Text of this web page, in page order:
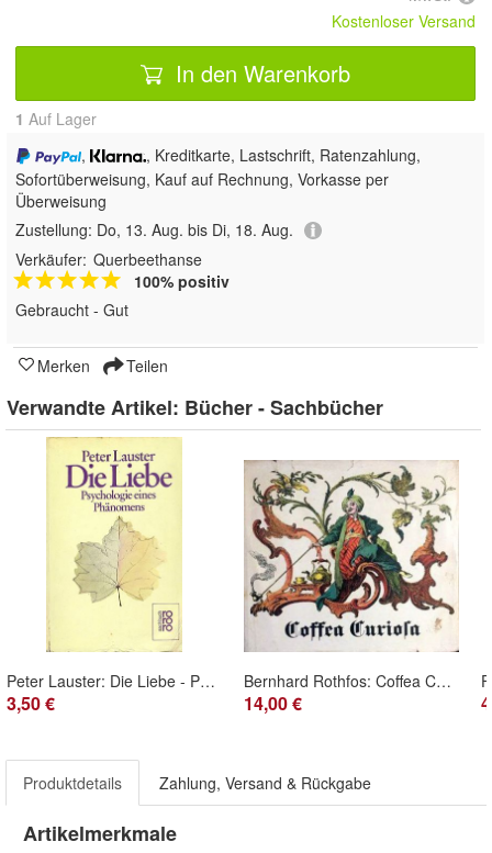
Kostenloser Versand
In den Warenkorb
1 Auf Lager
,
, Kreditkarte, Lastschrift, Ratenzahlung,
Sofortüberweisung, Kauf auf Rechnung, Vorkasse per
Überweisung
Zustellung: Do, 13. Aug. bis Di, 18. Aug.
Verkäufer: Querbeethanse
100% positiv
Gebraucht - Gut
Merken Teilen
Verwandte Artikel: Bücher - Sachbücher
Peter Lauster: Die Liebe - Psychologie eines Phänomens (1985) Rowohlt 7677
3,50 €
Bernhard Rothfos: Coffea Curiosa (1968) Gordian Max Rieck
14,00 €
Produktdetails Zahlung, Versand & Rückgabe
Artikelmerkmale